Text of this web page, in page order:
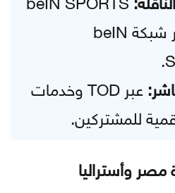
MAX عبر شبكة beIN
عبر TOD وخدمات
مصر وأستراليا